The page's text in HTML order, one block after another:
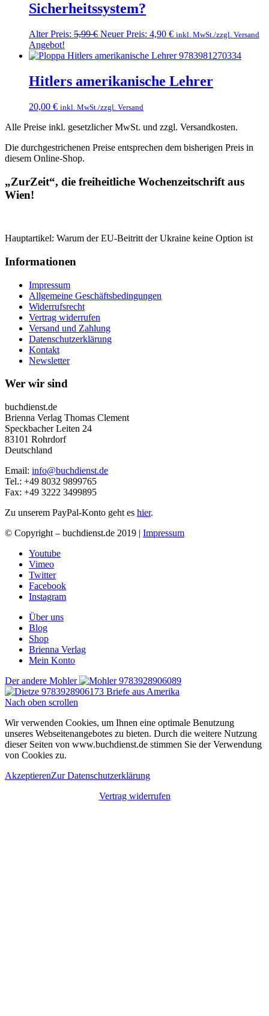
Sicherheitssystem?
Alter Preis: 5,99€ Neuer Preis: 4,90 € inkl. MwSt./zzgl. Versand
Angebot!
Hitlers amerikanische Lehrer
20,00 € inkl. MwSt./zzgl. Versand
Alle Preise inkl. gesetzlicher MwSt. und zzgl. Versandkosten.
Die durchgestrichenen Preise entsprechen dem bisherigen Preis in
diesem Online-Shop.
„ZurZeit“, die freiheitliche Wochenzeitschrift aus
Wien!
Hauptartikel: Warum der EU-Beitritt der Ukraine keine Option ist
Informationen
Impressum
Allgemeine Geschäftsbedingungen
Widerrufsrecht
Vertrag widerrufen
Versand und Zahlung
Datenschutzerklärung
Kontakt
Newsletter
Wer wir sind
buchdienst.de
Brienna Verlag Thomas Clement
Speckbacher Leiten 24
83101 Rohrdorf
Deutschland
Email: info@buchdienst.de
Tel.: +49 8032 9899765
Fax: +49 3222 3499895
Zu unserem PayPal-Konto geht es hier.
© Copyright – buchdienst.de 2019 | Impressum
Youtube
Vimeo
Twitter
Facebook
Instagram
Über uns
Blog
Shop
Brienna Verlag
Mein Konto
Der andere Mohler
Briefe aus Amerika
Nach oben scrollen
Wir verwenden Cookies, um Ihnen eine optimale Benutzung
unseres Webseitenangebotes zu bieten. Durch die weitere Nutzung
dieser Seiten von www.buchdienst.de stimmen Sie der Verwendung
von Cookies zu.
AkzeptierenZur Datenschutzerklärung
Vertrag widerrufen